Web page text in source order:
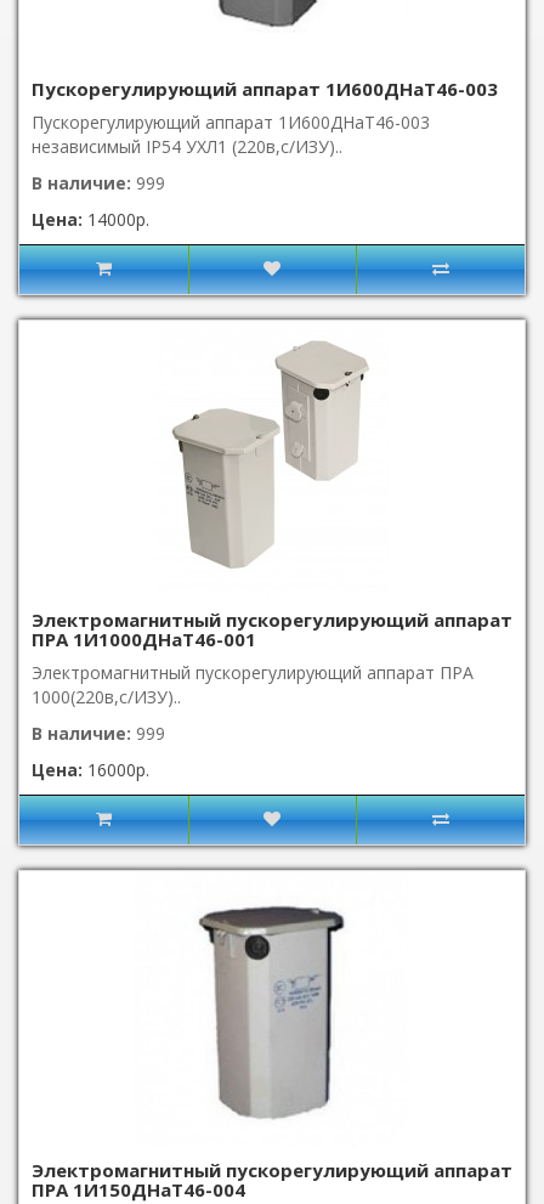
Пускорегулирующий аппарат 1И600ДНаТ46-003
Пускорегулирующий аппарат 1И600ДНаТ46-003
независимый IP54 УХЛ1 (220в,с/ИЗУ)..
В наличие: 999
Цена: 14000р.
Электромагнитный пускорегулирующий аппарат
ПРА 1И1000ДНаТ46-001
Электромагнитный пускорегулирующий аппарат ПРА
1000(220в,с/ИЗУ)..
В наличие: 999
Цена: 16000р.
Электромагнитный пускорегулирующий аппарат
ПРА 1И150ДНаТ46-004